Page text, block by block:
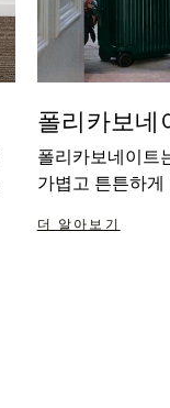
폴리카보네
폴리카보네이트
가볍고 튼튼하
더 알아보기